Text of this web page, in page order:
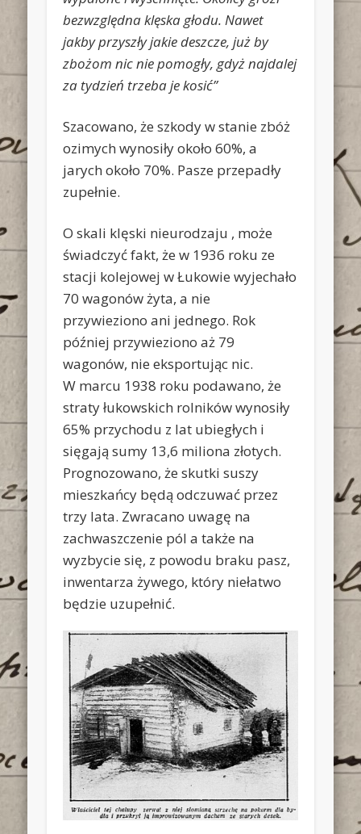
bezwzględna klęska głodu. Nawet
jakby przyszły jakie deszcze, już by
zbożom nic nie pomogły, gdyż najdalej
za tydzień trzeba je kosić”
Szacowano, że szkody w stanie zbóż
ozimych wynosiły około 60%, a
jarych około 70%. Pasze przepadły
zupełnie.
O skali klęski nieurodzaju , może
świadczyć fakt, że w 1936 roku ze
stacji kolejowej w Łukowie wyjechało
70 wagonów żyta, a nie
przywieziono ani jednego. Rok
później przywieziono aż 79
wagonów, nie eksportując nic.
W marcu 1938 roku podawano, że
straty łukowskich rolników wynosiły
65% przychodu z lat ubiegłych i
sięgają sumy 13,6 miliona złotych.
Prognozowano, że skutki suszy
mieszkańcy będą odczuwać przez
trzy lata. Zwracano uwagę na
zachwaszczenie pól a także na
wyzbycie się, z powodu braku pasz,
inwentarza żywego, który niełatwo
będzie uzupełnić.